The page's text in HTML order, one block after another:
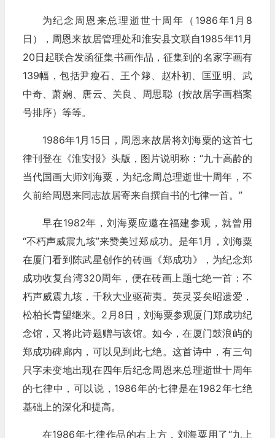
为纪念周恩来总理逝世十周年（1986年1月8
日），周恩来故居管理处和淮安县文联自1985年11月
20日起联合发函征集书画作品，征集到的名家字画有
139幅，包括尹瘦石、王个簃、赵朴初、匡亚明、武
中奇、萧娴、唐云、关良、周思聪（按故居字画档案
号排序）等等。
1986年1月15日，周恩来故居将刘海粟的这首七
律刊登在《淮安报》头版，图片说明称：“九十高龄的
当代国画大师刘海粟，为纪念周总理逝世十周年，不
久前给周恩来同志故居寄来自撰自书的七律一首。”
早在1982年，刘海粟应邀在福建参观，就曾用
“不朽声威震九垓”来赞美过郑成功。是年1月，刘海粟
在厦门看到陈武星创作的砖画《郑成功》，为纪念郑
成功收复台湾320周年，便在砖画上题七绝一首：不
朽声威震九垓，千秋大业驱荷夷。英灵妥矣昭遗爱，
松柏长青望继来。2月8日，刘海粟参观厦门郑成功纪
念馆，又将此诗题赠与该馆。如今，在厦门鼓浪屿的
郑成功碑廊内，可以见到此七绝。这首诗中，有三句
只字未变地出现在四年后纪念周恩来总理逝世十周年
的七律中，可以说，1986年的七律是在1982年七绝
基础上的深化和提高。
在1986年七律作品的右上方，刘海粟用了“九上